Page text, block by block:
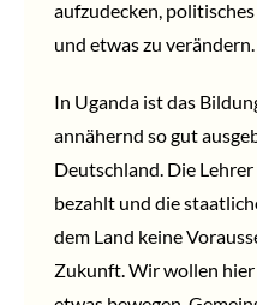
aufzudecken,
und etwas zu verändern.
In Uganda ist das
annähernd so gut
Deutschland. Die
bezahlt und die
dem Land keine
Zukunft. Wir wollen